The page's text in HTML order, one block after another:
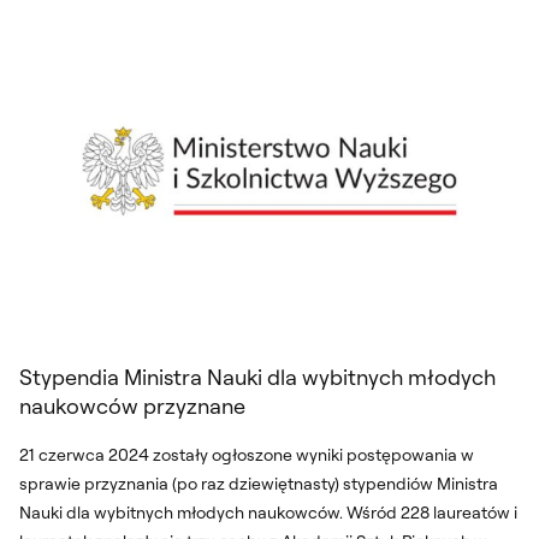
Stypendia Ministra Nauki dla wybitnych młodych
naukowców przyznane
21 czerwca 2024 zostały ogłoszone wyniki postępowania w
sprawie przyznania (po raz dziewiętnasty) stypendiów Ministra
Nauki dla wybitnych młodych naukowców. Wśród 228 laureatów i